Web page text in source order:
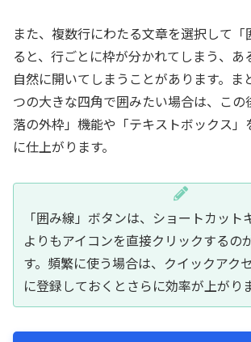
また、複数行にわたる文章を選択して
ると、行ごとに枠が分かれてしまう、あ
自然に開いてしまうことがあります。ま
つの大きな四角で囲みたい場合は、この
落の外枠」機能や「テキストボックス」
に仕上がります。
「囲み線」ボタンは、ショートカット
よりもアイコンを直接クリックするの
す。頻繁に使う場合は、クイックアク
に登録しておくとさらに効率が上がりま